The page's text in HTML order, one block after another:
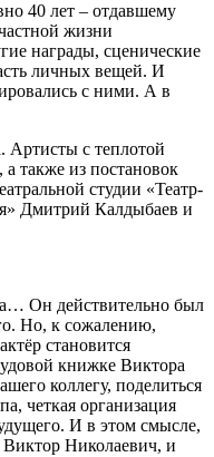
40 лет – отдавшему
жизни
награды, сценические
личных вещей. И
с ними. А в
Артисты с теплотой
также из постановок
студии «Театр-
Дмитрий Калдыбаев и
Он действительно был
Но, к сожалению,
становится
книжке Виктора
коллегу, поделиться
четкая организация
И в этом смысле,
Виктор Николаевич, и